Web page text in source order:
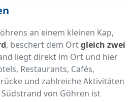
an einem kleinen Kap,
, beschert dem Ortgleich zwei
liegt direkt im Ort und hier
Restaurants, Cafés,
und zahlreiche Aktivitäten
von Göhren ist